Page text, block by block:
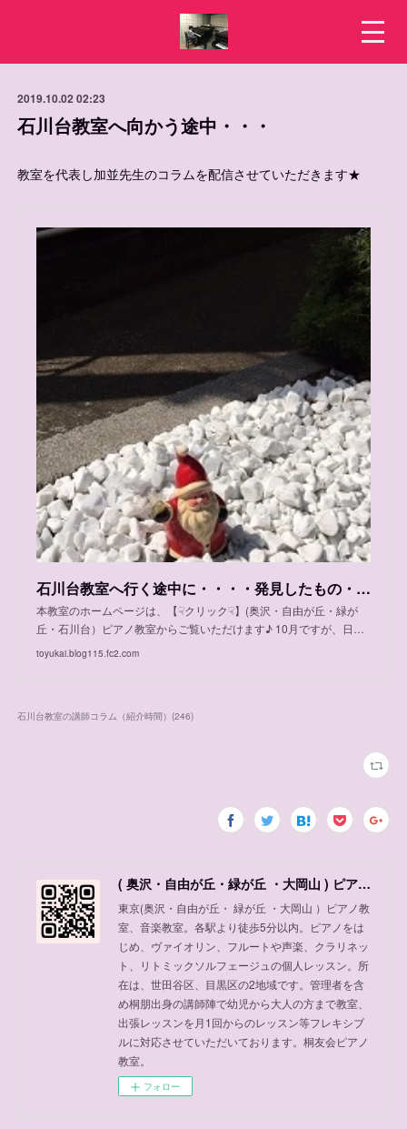
2019.10.02 02:23
石川台教室へ向かう途中・・・
教室を代表し加並先生のコラムを配信させていただきます★
石川台教室へ行く途中に・・・・発見したもの・・・
本教室のホームページは、【☟クリック☟】(奥沢・自由が丘・緑が
丘・石川台）ピアノ教室からご覧いただけます♪ 10月ですが、日…
toyukai.blog115.fc2.com
石川台教室の講師コラム（紹介時間） (246)
( 奥沢・自由が丘・緑が丘 ・大岡山 ) ピアノ教室、音楽教室
東京(奥沢・自由が丘・ 緑が丘 ・大岡山 ）ピアノ教
室、音楽教室。各駅より徒歩5分以内。ピアノをは
じめ、ヴァイオリン、フルートや声楽、クラリネッ
ト、リトミックソルフェージュの個人レッスン。所
在は、世田谷区、目黒区の2地域です。管理者を含
め桐朋出身の講師陣で幼児から大人の方まで教室、
出張レッスンを月1回からのレッスン等フレキシブ
ルに対応させていただいております。桐友会ピアノ
教室。
フォロー